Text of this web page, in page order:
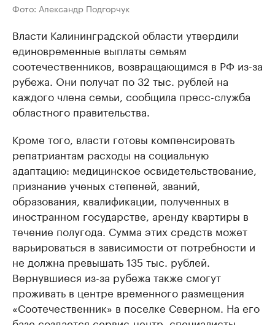
Фото: Александр Подгорчук
Власти Калининградской области утвердили
единовременные выплаты семьям
соотечественников, возвращающимся в РФ из-за
рубежа. Они получат по 32 тыс. рублей на
каждого члена семьи, сообщила пресс-служба
областного правительства.
Кроме того, власти готовы компенсировать
репатриантам расходы на социальную
адаптацию: медицинское освидетельствование,
признание ученых степеней, званий,
образования, квалификации, полученных в
иностранном государстве, аренду квартиры в
течение полугода. Сумма этих средств может
варьироваться в зависимости от потребности и
не должна превышать 135 тыс. рублей.
Вернувшиеся из-за рубежа также смогут
проживать в центре временного размещения
«Соотечественник» в поселке Северном. На его